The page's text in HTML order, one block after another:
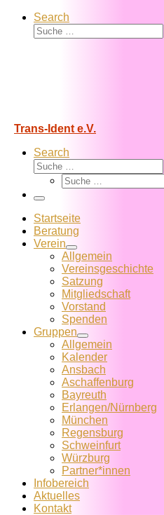
Search
Suche
Trans-Ident e.V.
Search
Suche
Suche
Menü
Startseite
Beratung
Verein
Allgemein
Vereins­geschichte
Satzung
Mitglied­schaft
Vorstand
Spenden
Gruppen
Allgemein
Kalender
Ansbach
Aschaffenburg
Bayreuth
Erlangen/Nürnberg
München
Regensburg
Schweinfurt
Würzburg
Partner*innen
Infobereich
Aktuelles
Kontakt